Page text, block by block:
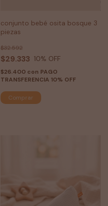
conjunto bebé osita bosque 3
piezas
$29.333
$32.592
10% OFF
$26.400 con PAGO
TRANSFERENCIA 10% OFF
Comprar